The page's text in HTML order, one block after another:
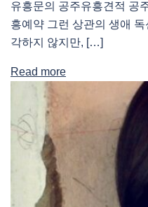
유흥문의 공주유흥견적 공
흥예약 그런 상관의 생애
각하지 않지만, […]
Read more